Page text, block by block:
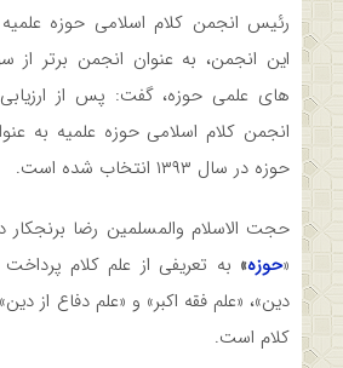
رئیس انجمن کلام اسلامی حوزه علمیه
این انجمن، به عنوان انجمن برتر از
های علمی حوزه، گفت: پس از
انجمن کلام اسلامی حوزه علمیه به
حوزه در سال ۱۳۹۳ انتخاب شده است.
حجت الاسلام والمسلمین رضا برنجکار
«حوزه» به تعریفی از علم کلام
دین»، «علم فقه اکبر» و «علم دفاع از
کلام است.